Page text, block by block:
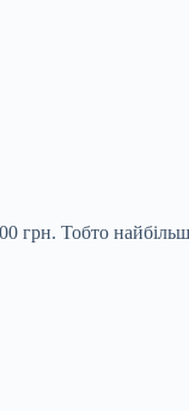
грн. Тобто